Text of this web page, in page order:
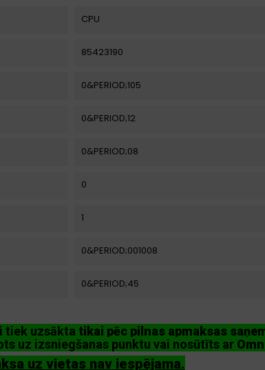
CPU
85423190
0&PERIOD;105
0&PERIOD;12
0&PERIOD;08
0
1
0&PERIOD;001008
0&PERIOD;45
tiek uzsākta tikai pēc pilnas apmaksas
uz izsniegšanas punktu vai nosūtīts ar
uz vietas nav iespējama.